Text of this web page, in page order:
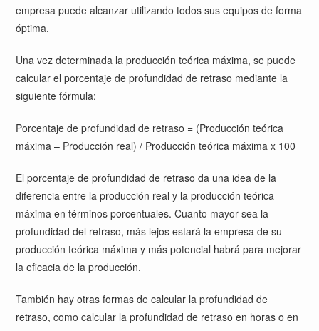
empresa puede alcanzar utilizando todos sus equipos de forma
óptima.
Una vez determinada la producción teórica máxima, se puede
calcular el porcentaje de profundidad de retraso mediante la
siguiente fórmula:
Porcentaje de profundidad de retraso = (Producción teórica
máxima – Producción real) / Producción teórica máxima x 100
El porcentaje de profundidad de retraso da una idea de la
diferencia entre la producción real y la producción teórica
máxima en términos porcentuales. Cuanto mayor sea la
profundidad del retraso, más lejos estará la empresa de su
producción teórica máxima y más potencial habrá para mejorar
la eficacia de la producción.
También hay otras formas de calcular la profundidad de
retraso, como calcular la profundidad de retraso en horas o en